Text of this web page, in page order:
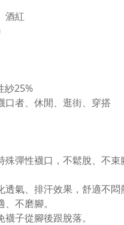
酒紅
紗25%
口者、休閒、逛街、穿搭
殊彈性襪口，不鬆脫、不束
氣、排汗效果，舒適不悶
不磨腳。
子從腳後跟脫落。